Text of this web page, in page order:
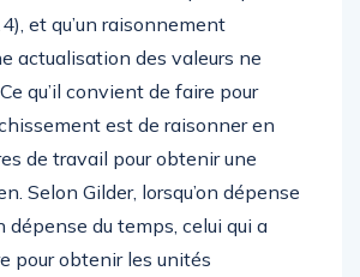
et qu’un raisonnement
actualisation des valeurs ne
qu’il convient de faire pour
est de raisonner en
de travail pour obtenir une
Selon Gilder, lorsqu’on dépense
dépense du temps, celui qui a
pour obtenir les unités